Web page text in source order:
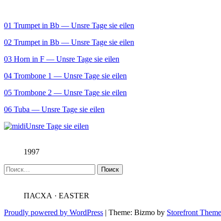
01 Trumpet in Bb — Unsre Tage sie eilen
02 Trumpet in Bb — Unsre Tage sie eilen
03 Horn in F — Unsre Tage sie eilen
04 Trombone 1 — Unsre Tage sie eilen
05 Trombone 2 — Unsre Tage sie eilen
06 Tuba — Unsre Tage sie eilen
Unsre Tage sie eilen
1997
Найти:
ПАСХА · EASTER
Proudly powered by WordPress | Theme: Bizmo by Storefront